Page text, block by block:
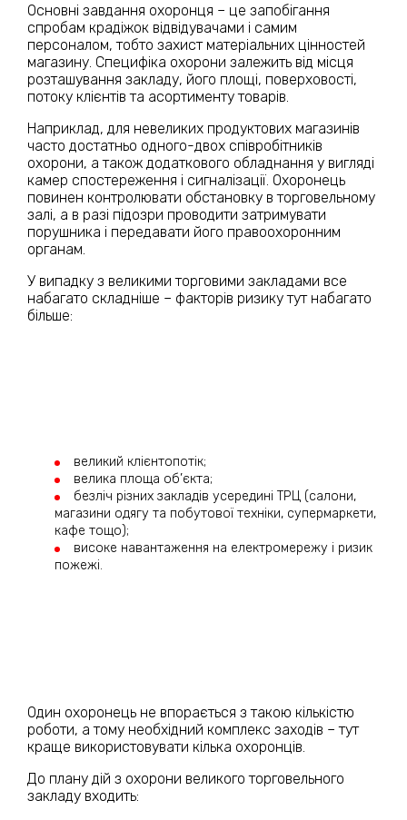
Основні завдання охоронця – це запобігання
спробам крадіжок відвідувачами і самим
персоналом, тобто захист матеріальних цінностей
магазину. Специфіка охорони залежить від місця
розташування закладу, його площі, поверховості,
потоку клієнтів та асортименту товарів.
Наприклад, для невеликих продуктових магазинів
часто достатньо одного-двох співробітників
охорони, а також додаткового обладнання у вигляді
камер спостереження і сигналізації. Охоронець
повинен контролювати обстановку в торговельному
залі, а в разі підозри проводити затримувати
порушника і передавати його правоохоронним
органам.
У випадку з великими торговими закладами все
набагато складніше – факторів ризику тут набагато
більше:
великий клієнтопотік;
велика площа об’єкта;
безліч різних закладів усередині ТРЦ (салони,
магазини одягу та побутової техніки, супермаркети,
кафе тощо);
високе навантаження на електромережу і ризик
пожежі.
Один охоронець не впорається з такою кількістю
роботи, а тому необхідний комплекс заходів – тут
краще використовувати кілька охоронців.
До плану дій з охорони великого торговельного
закладу входить: